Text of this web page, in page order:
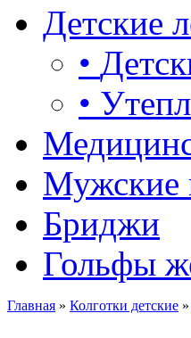
Детские
•
•
Мужские
Бриджи
Гольфы
Главная » Колготки детские »